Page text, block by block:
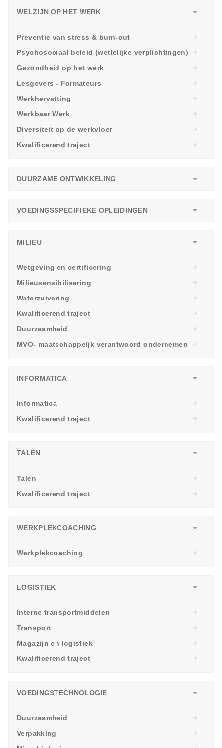
WELZIJN OP HET WERK
Preventie van stress & burn-out
Psychosociaal beleid (wettelijke verplichtingen)
Gezondheid op het werk
Lesgevers - Formateurs
Werkhervatting
Werkbaar Werk
Diversiteit op de werkvloer
Kwalificerend traject
DUURZAME ONTWIKKELING
VOEDINGSSPECIFIEKE OPLEIDINGEN
MILIEU
Wetgeving en certificering
Milieusensibilisering
Waterzuivering
Kwalificerend traject
Duurzaamheid
MVO- maatschappeljk verantwoord ondernemen
INFORMATICA
Informatica
Kwalificerend traject
TALEN
Talen
Kwalificerend traject
WERKPLEKCOACHING
Werkplekcoaching
LOGISTIEK
Interne transportmiddelen
Transport
Magazijn en logistiek
Kwalificerend traject
VOEDINGSTECHNOLOGIE
Duurzaamheid
Verpakking